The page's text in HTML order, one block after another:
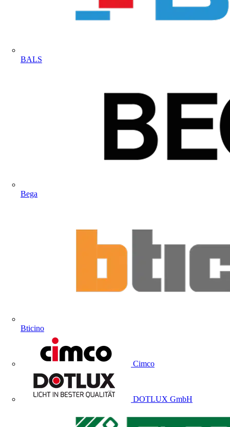
BALS
Bega
Bticino
Cimco
DOTLUX GmbH